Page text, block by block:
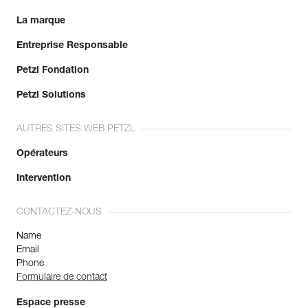
La marque
Entreprise Responsable
Petzl Fondation
Petzl Solutions
AUTRES SITES WEB PETZL
Opérateurs
Intervention
CONTACTEZ-NOUS
Name
Email
Phone
Formulaire de contact
Espace presse